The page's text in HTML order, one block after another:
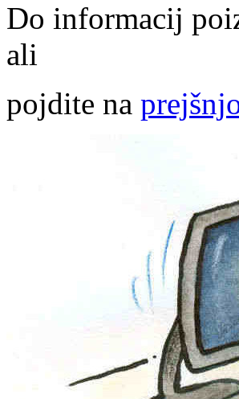
Do informacij
ali
pojdite na